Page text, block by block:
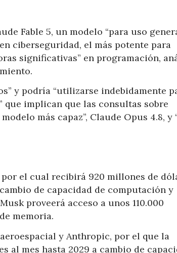
Fable 5, un modelo “para uso
ciberseguridad, el más potente para
significativas” en programación,
y podría “utilizarse indebidamente
que implican que las consultas sobre
más capaz”, Claude Opus 4.8, y
el cual recibirá 920 millones de
de capacidad de computación y
proveerá acceso a unos 110.000
memoria.
y Anthropic, por el que la
al mes hasta 2029 a cambio de